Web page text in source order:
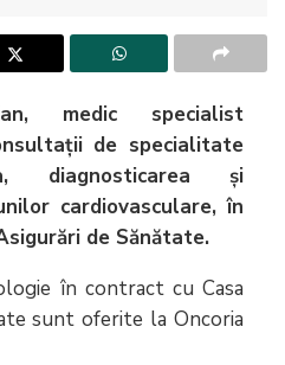
medic specialist
de specialitate
diagnosticarea și
cardiovasculare, în
de Sănătate.
în contract cu Casa
sunt oferite la Oncoria